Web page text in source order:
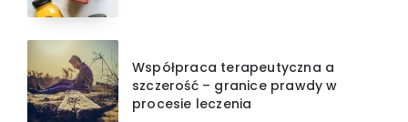
Współpraca terapeutyczna a
szczerość – granice prawdy w
procesie leczenia